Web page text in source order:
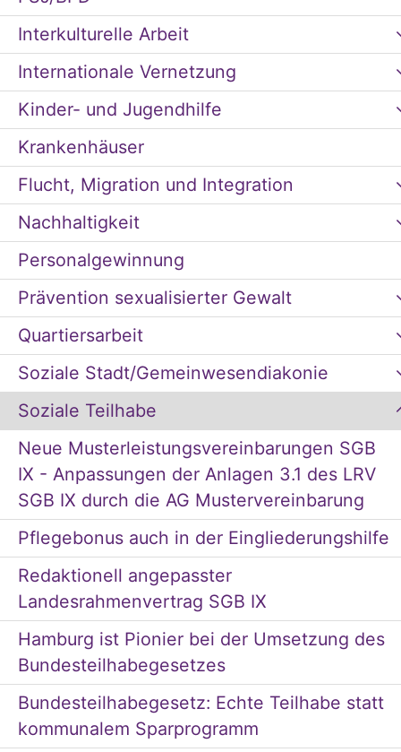
Interkulturelle Arbeit
Internationale Vernetzung
Kinder- und Jugendhilfe
Krankenhäuser
Flucht, Migration und Integration
Nachhaltigkeit
Personalgewinnung
Prävention sexualisierter Gewalt
Quartiersarbeit
Soziale Stadt/Gemeinwesendiakonie
Soziale Teilhabe
Neue Musterleistungsvereinbarungen SGB
IX - Anpassungen der Anlagen 3.1 des LRV
SGB IX durch die AG Mustervereinbarung
Pflegebonus auch in der Eingliederungshilfe
Redaktionell angepasster
Landesrahmenvertrag SGB IX
Hamburg ist Pionier bei der Umsetzung des
Bundesteilhabegesetzes
Bundesteilhabegesetz: Echte Teilhabe statt
kommunalem Sparprogramm